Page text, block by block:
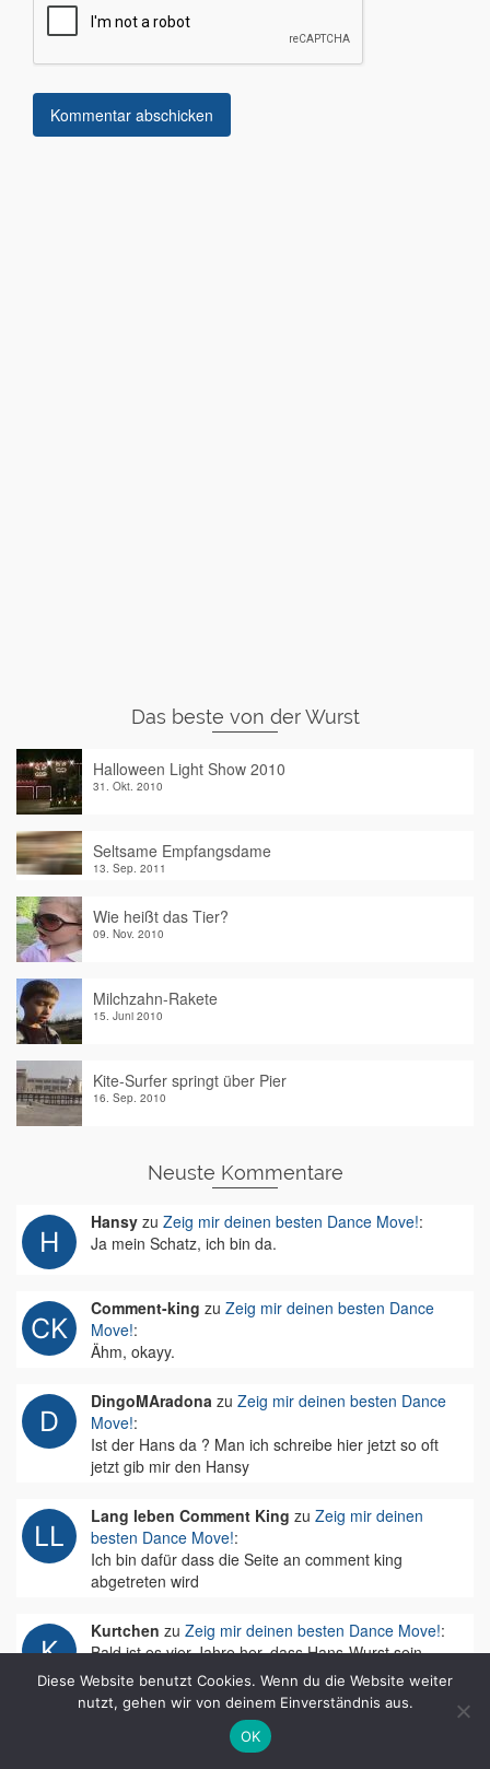
Das beste von der Wurst
Halloween Light Show 2010
31. Okt. 2010
Seltsame Empfangsdame
13. Sep. 2011
Wie heißt das Tier?
09. Nov. 2010
Milchzahn-Rakete
15. Juni 2010
Kite-Surfer springt über Pier
16. Sep. 2010
Neuste Kommentare
Hansy zu Zeig mir deinen besten Dance Move!:
Ja mein Schatz, ich bin da.
Comment-king zu Zeig mir deinen besten Dance
Move!:
Ähm, okayy.
DingoMAradona zu Zeig mir deinen besten Dance
Move!:
Ist der Hans da ? Man ich schreibe hier jetzt so oft
jetzt gib mir den Hansy
Lang leben Comment King zu Zeig mir deinen
besten Dance Move!:
Ich bin dafür dass die Seite an comment king
abgetreten wird
Kurtchen zu Zeig mir deinen besten Dance Move!:
Bald ist es vier Jahre her, dass Hans-Wurst sein
letztes Video eingestellt hat. Macht es eigentlich noch
Sinn, diese Seite…
Diese Website benutzt Cookies. Wenn du die Website weiter
nutzt, gehen wir von deinem Einverständnis aus.
OK